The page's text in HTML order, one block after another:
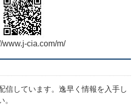
www.j-cia.com/m/
信しています。逸早く情報を入手し